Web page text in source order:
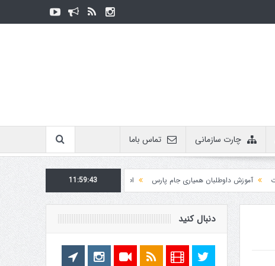
چارت سازمانی تماس باما
آموزش داوطلبان همیاری جام پارس
اطلاعیه روابط عمومی در مورد برگزاری مسابقات
11:59:43
دنبال کنید